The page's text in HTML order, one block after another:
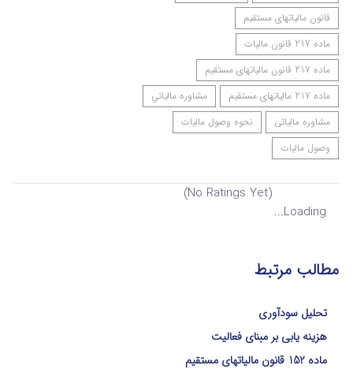
قانون مالیاتهای مستقیم
ماده 217 قانون مالیات
ماده 217 قانون مالیاتهای مستقیم
ماده 217 مالیاتهای مستقیم
مشاوره مالياتي
مشاوره مالیاتی
نحوه وصول مالیات
وصول مالیات
(No Ratings Yet)
Loading...
مطالب مرتبط
تحلیل سودآوری
هزینه یابی بر مبنای فعالیت
ماده 152 قانون مالیاتهای مستقیم